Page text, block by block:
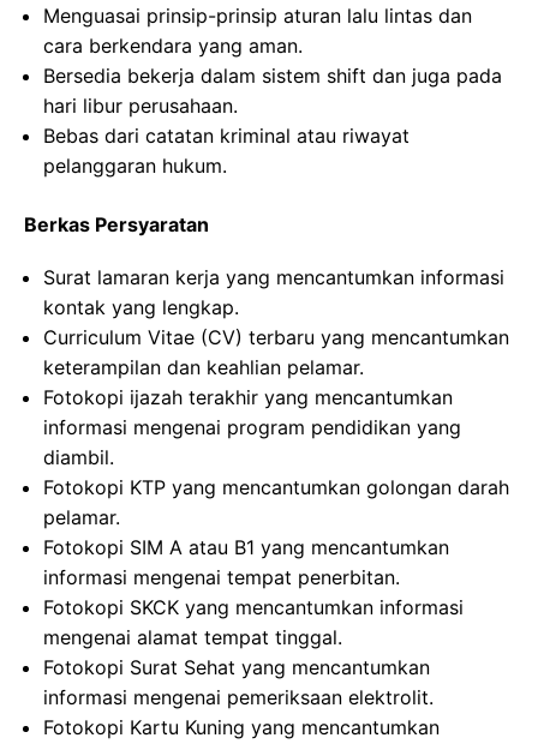
Menguasai prinsip-prinsip aturan lalu lintas dan
cara berkendara yang aman.
Bersedia bekerja dalam sistem shift dan juga pada
hari libur perusahaan.
Bebas dari catatan kriminal atau riwayat
pelanggaran hukum.
Berkas Persyaratan
Surat lamaran kerja yang mencantumkan informasi
kontak yang lengkap.
Curriculum Vitae (CV) terbaru yang mencantumkan
keterampilan dan keahlian pelamar.
Fotokopi ijazah terakhir yang mencantumkan
informasi mengenai program pendidikan yang
diambil.
Fotokopi KTP yang mencantumkan golongan darah
pelamar.
Fotokopi SIM A atau B1 yang mencantumkan
informasi mengenai tempat penerbitan.
Fotokopi SKCK yang mencantumkan informasi
mengenai alamat tempat tinggal.
Fotokopi Surat Sehat yang mencantumkan
informasi mengenai pemeriksaan elektrolit.
Fotokopi Kartu Kuning yang mencantumkan